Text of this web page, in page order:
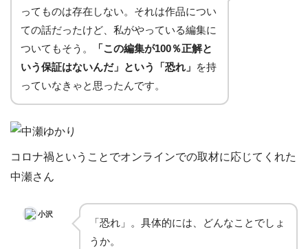
ってものは存在しない。それは作品につい
ての話だったけど、私がやっている編集に
ついてもそう。
「この編集が100％正解と
いう保証はないんだ」という「恐れ」 を持
っていなきゃと思ったんです。
コロナ禍ということでオンラインでの取材に応じてくれた
中瀬さん
小沢
「恐れ」。具体的には、どんなことでしょ
うか。